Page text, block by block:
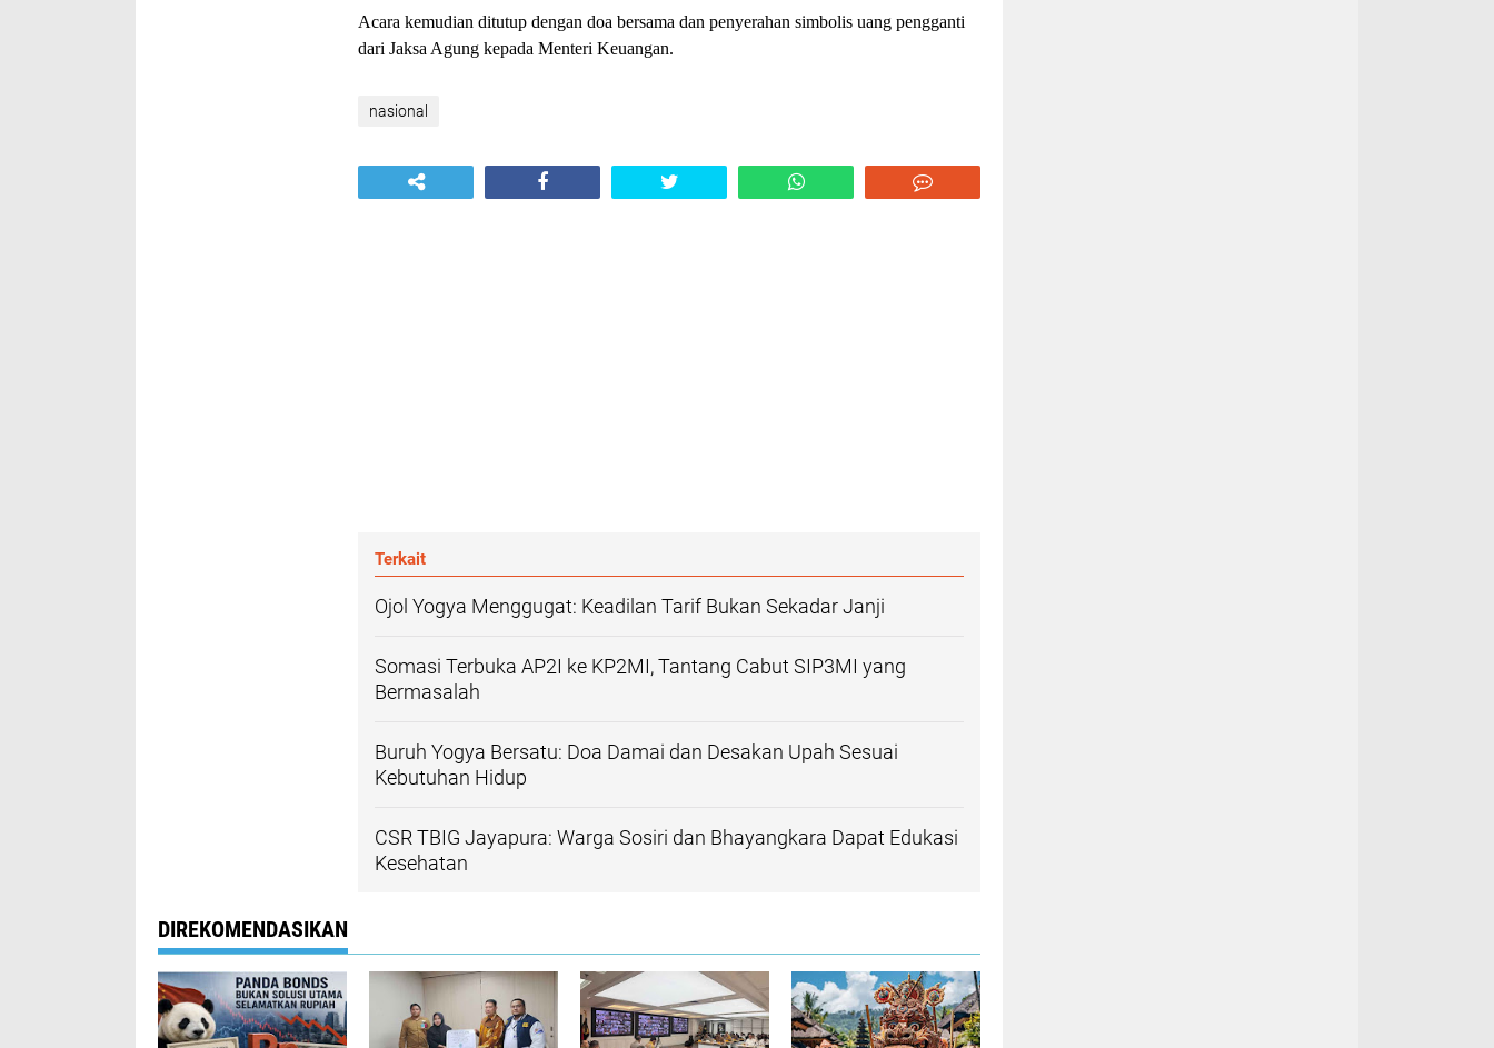
Acara kemudian ditutup dengan doa bersama dan penyerahan simbolis uang pengganti
dari Jaksa Agung kepada Menteri Keuangan.
nasional
Terkait
Ojol Yogya Menggugat: Keadilan Tarif Bukan Sekadar Janji
Somasi Terbuka AP2I ke KP2MI, Tantang Cabut SIP3MI yang
Bermasalah
Buruh Yogya Bersatu: Doa Damai dan Desakan Upah Sesuai
Kebutuhan Hidup
CSR TBIG Jayapura: Warga Sosiri dan Bhayangkara Dapat Edukasi
Kesehatan
DIREKOMENDASIKAN